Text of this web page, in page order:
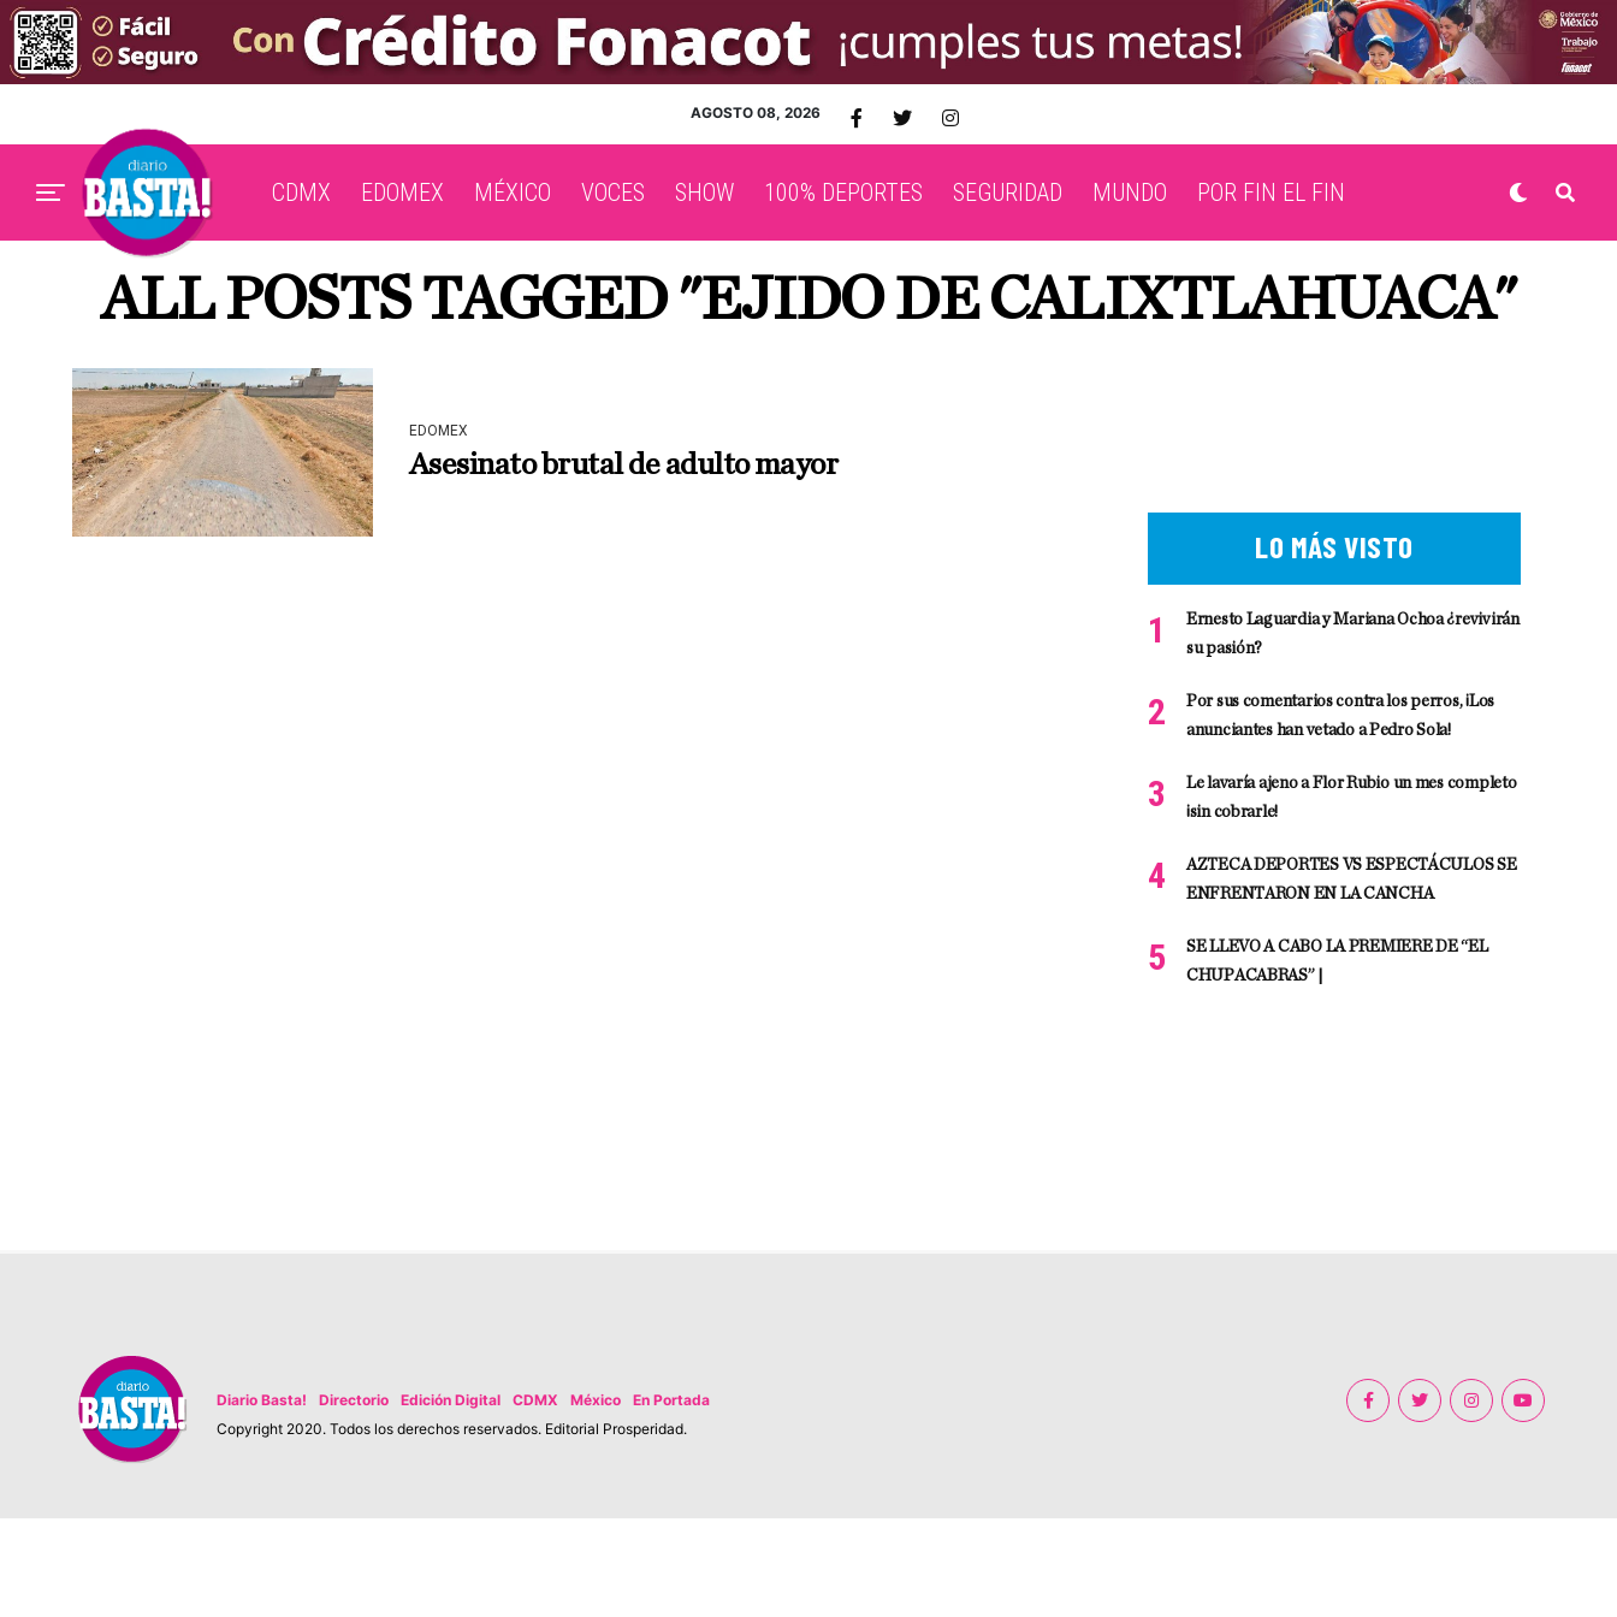
AGOSTO 08, 2026
CDMX EDOMEX MÉXICO VOCES SHOW 100% DEPORTES SEGURIDAD MUNDO POR FIN EL FIN
ALL POSTS TAGGED "EJIDO DE CALIXTLAHUACA"
EDOMEX
Asesinato brutal de adulto mayor
LO MÁS VISTO
Ernesto Laguardia y Mariana Ochoa ¿revivirán
su pasión?
Por sus comentarios contra los perros, ¡Los
anunciantes han vetado a Pedro Sola!
Le lavaría ajeno a Flor Rubio un mes completo
¡sin cobrarle!
AZTECA DEPORTES VS ESPECTÁCULOS SE
ENFRENTARON EN LA CANCHA
SE LLEVO A CABO LA PREMIERE DE “EL
CHUPACABRAS” |
Diario Basta! Directorio Edición Digital CDMX México
En Portada
Copyright 2020. Todos los derechos reservados. Editorial Prosperidad.